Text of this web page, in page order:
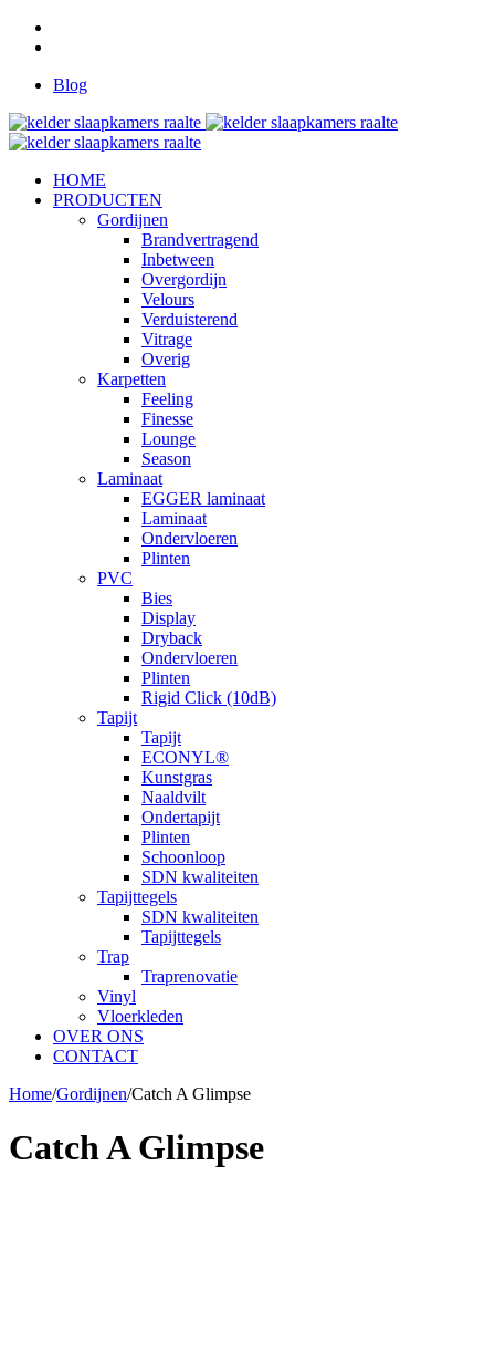
Blog
HOME
PRODUCTEN
Gordijnen
Brandvertragend
Inbetween
Overgordijn
Velours
Verduisterend
Vitrage
Overig
Karpetten
Feeling
Finesse
Lounge
Season
Laminaat
EGGER laminaat
Laminaat
Ondervloeren
Plinten
PVC
Bies
Display
Dryback
Ondervloeren
Plinten
Rigid Click (10dB)
Tapijt
Tapijt
ECONYL®
Kunstgras
Naaldvilt
Ondertapijt
Plinten
Schoonloop
SDN kwaliteiten
Tapijttegels
SDN kwaliteiten
Tapijttegels
Trap
Traprenovatie
Vinyl
Vloerkleden
OVER ONS
CONTACT
Home/Gordijnen/Catch A Glimpse
Catch A Glimpse